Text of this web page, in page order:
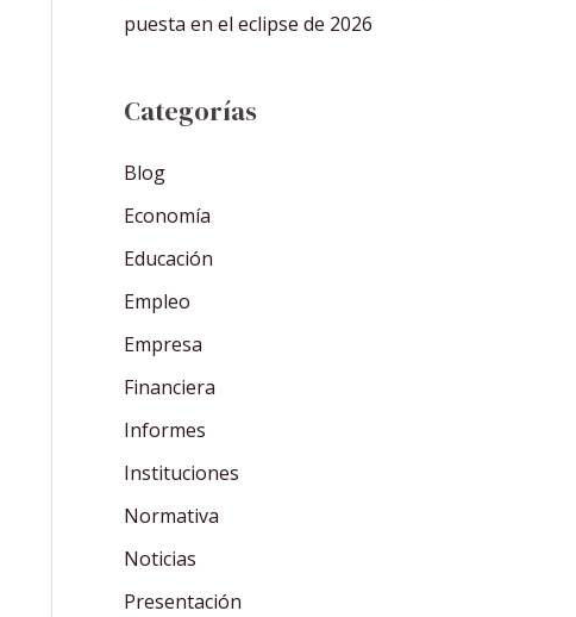
puesta en el eclipse de 2026
Categorías
Blog
Economía
Educación
Empleo
Empresa
Financiera
Informes
Instituciones
Normativa
Noticias
Presentación